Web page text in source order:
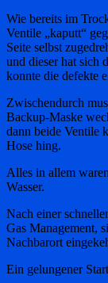
Wie bereits im
Ventile „kaputt“
Seite selbst
und dieser hat sich
konnte die defekte
Zwischendurch
Backup-Maske
dann beide Ventile
Hose hing.
Alles in allem
Wasser.
Nach einer
Gas Management,
Nachbarort
Ein gelungener